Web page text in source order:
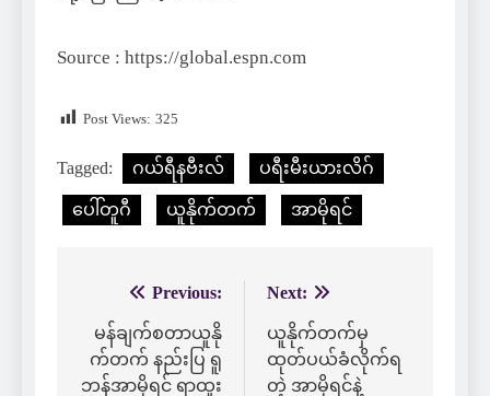
Source : https://global.espn.com
Post Views: 325
Tagged: ဂယ်ရီနဗီးလ် ပရီးမီးယားလိဂ်
ပေါ်တူဂီ ယူနိုက်တက် အာမိုရင်
navigation
Previous:
မန်ချက်စတာယူနို
က်တက် နည်းပြ ရူ
ဘန်အာမိုရင် ရာထူး
Next:
ယူနိုက်တက်မှ
ထုတ်ပယ်ခံလိုက်ရ
တဲ့ အာမိုရင်နဲ့